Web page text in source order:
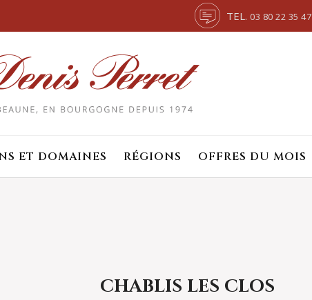
TEL. 03 80 22 35 47
ET DOMAINES RÉGIONS OFFRES DU MOIS
CHABLIS LES CLOS